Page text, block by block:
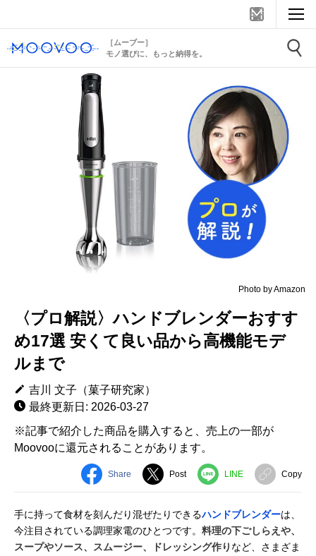
［ムーブー］
モノ選びに、もっと納得を。
Photo by Amazon
〈プロ解説〉ハンドブレンダーおすす
め17選 安くて良い品から高機能モデ
ルまで
吉川 文子（菓子研究家）
最終更新日: 2026-03-27
※記事で紹介した商品を購入すると、売上の一部が
Moovooに還元されることがあります。
Share Post LINE Copy
手に持って食材を刻んだり混ぜたりできるハンドブレンダーは、
今注目されている調理家電のひとつです。 料理の下ごしらえや、
スープやソース、スムージー、ドレッシング作り など、さまざま